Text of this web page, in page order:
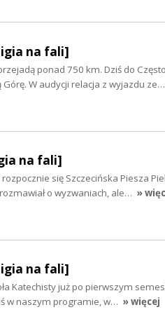
na fali]
ponad 750 km. Dziś do
Górę. W audycji relacja z wyjazdu ze…
na fali]
się Szczecińska Piesza
o wyzwaniach, ale… »
na fali]
Katechisty już po pierwszym
w naszym programie, w… » więcej